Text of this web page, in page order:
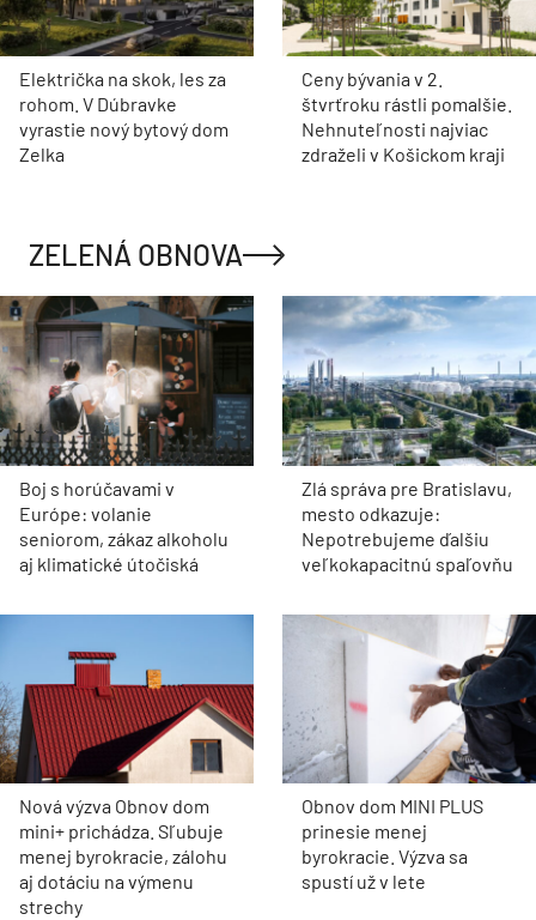
Električka na skok, les za
rohom. V Dúbravke
vyrastie nový bytový dom
Zelka
Ceny bývania v 2.
štvrťroku rástli pomalšie.
Nehnuteľnosti najviac
zdraželi v Košickom kraji
ZELENÁ OBNOVA
Boj s horúčavami v
Európe: volanie
seniorom, zákaz alkoholu
aj klimatické útočiská
Zlá správa pre Bratislavu,
mesto odkazuje:
Nepotrebujeme ďalšiu
veľkokapacitnú spaľovňu
Nová výzva Obnov dom
mini+ prichádza. Sľubuje
menej byrokracie, zálohu
aj dotáciu na výmenu
strechy
Obnov dom MINI PLUS
prinesie menej
byrokracie. Výzva sa
spustí už v lete